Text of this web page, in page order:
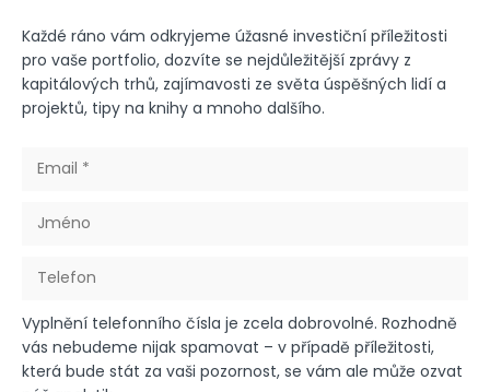
Každé ráno vám odkryjeme úžasné investiční příležitosti
pro vaše portfolio, dozvíte se nejdůležitější zprávy z
kapitálových trhů, zajímavosti ze světa úspěšných lidí a
projektů, tipy na knihy a mnoho dalšího.
Vyplnění telefonního čísla je zcela dobrovolné. Rozhodně
vás nebudeme nijak spamovat – v případě příležitosti,
která bude stát za vaši pozornost, se vám ale může ozvat